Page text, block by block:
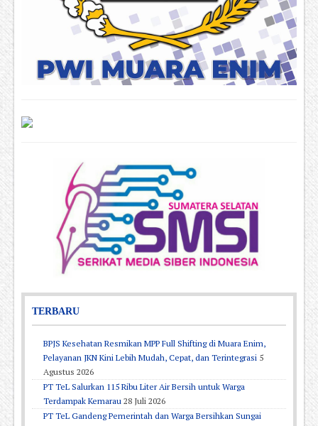
TERBARU
BPJS Kesehatan Resmikan MPP Full Shifting di Muara Enim,
Pelayanan JKN Kini Lebih Mudah, Cepat, dan Terintegrasi 5
Agustus 2026
PT TeL Salurkan 115 Ribu Liter Air Bersih untuk Warga
Terdampak Kemarau 28 Juli 2026
PT TeL Gandeng Pemerintah dan Warga Bersihkan Sungai